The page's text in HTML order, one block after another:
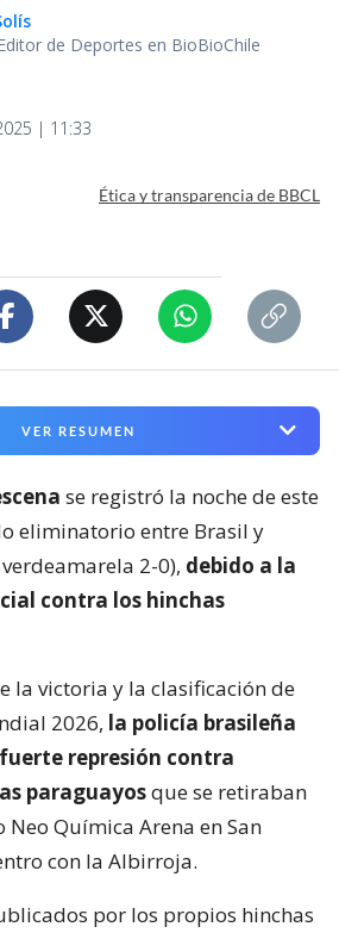
de Deportes en BioBioChile
| 11:33
Ética y transparencia de BBCL
VER RESUMEN
se registró la noche de este
eliminatorio entre Brasil y
2-0), debido a la
contra los hinchas
la victoria y la clasificación de
2026, la policía brasileña
represión contra
paraguayosque se retiraban
Química Arena en San
con la Albirroja.
por los propios hinchas